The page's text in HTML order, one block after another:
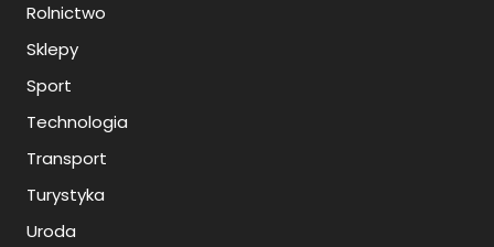
Rolnictwo
Sklepy
Sport
Technologia
Transport
Turystyka
Uroda